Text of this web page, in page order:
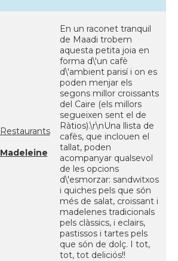
Restaurants
Madeleine
En un raconet tranquil
de Maadi trobem
aquesta petita joia en
forma d\'un cafè
d\'ambient parisí i on es
poden menjar els
segons millor croissants
del Caire (els millors
segueixen sent el de
Ràtios).\r\nUna llista de
cafès, que inclouen el
tallat, poden
acompanyar qualsevol
de les opcions
d\'esmorzar: sandwitxos
i quiches pels que són
més de salat, croissant i
madelenes tradicionals
pels clàssics, i eclairs,
pastissos i tartes pels
que són de dolç. I tot,
tot, tot deliciós!!